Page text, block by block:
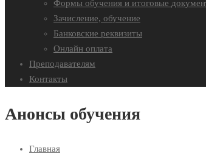
Формы обучения и итоговые
Зачисление, обучение
Банковские реквизиты
Онлайн оплата
Преподавателям
Контакты
Анонсы обучения
Главная